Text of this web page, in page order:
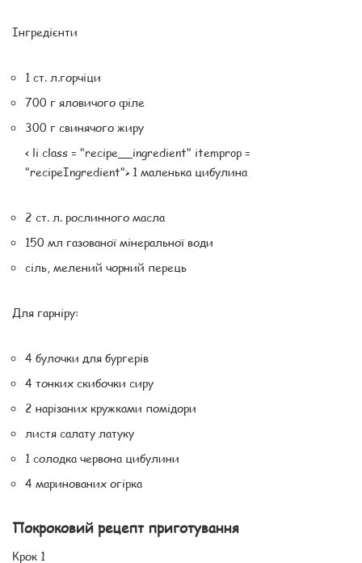
Інгредієнти
1 ст. л.горчіци
700 г яловичого філе
300 г свинячого жиру
< li class = "recipe__ingredient" itemprop =
"recipeIngredient"> 1 маленька цибулина
2 ст. л. рослинного масла
150 мл газованої мінеральної води
сіль, мелений чорний перець
Для гарніру:
4 булочки для бургерів
4 тонких скибочки сиру
2 нарізаних кружками помідори
листя салату латуку
1 солодка червона цибулини
4 маринованих огірка
Покроковий рецепт приготування
Крок 1